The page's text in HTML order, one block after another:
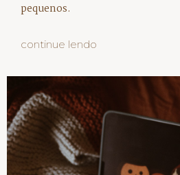
pequenos.
continue lendo